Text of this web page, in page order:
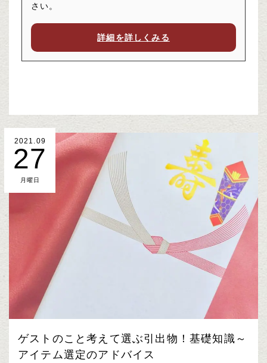
さい。
詳細を詳しくみる
2021.09
27
月曜日
ゲストのこと考えて選ぶ引出物！基礎知識～
アイテム選定のアドバイス